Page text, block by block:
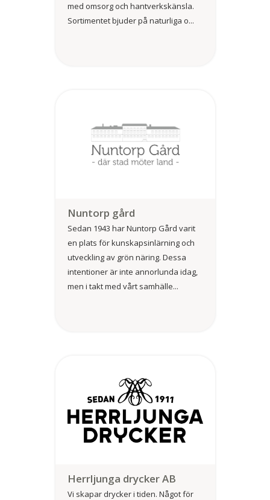
med omsorg och hantverkskänsla.
Sortimentet bjuder på naturliga o...
Nuntorp gård
Sedan 1943 har Nuntorp Gård varit
en plats för kunskapsinlärning och
utveckling av grön näring. Dessa
intentioner är inte annorlunda idag,
men i takt med vårt samhälle...
Herrljunga drycker AB
Vi skapar drycker i tiden. Något för